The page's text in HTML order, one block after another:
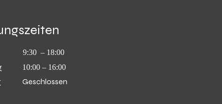
9:30 – 18:00
10:00 – 16:00
Geschlossen